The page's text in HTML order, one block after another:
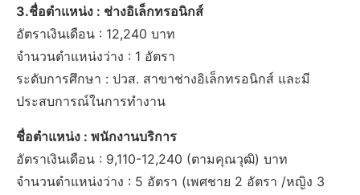
3.ชื่อตำแหน่ง : ช่างอิเล็กทรอนิกส์
อัตราเงินเดือน : 12,240 บาท
จำนวนตำแหน่งว่าง : 1 อัตรา
ระดับการศึกษา : ปวส. สาขาช่างอิเล็กทรอนิกส์ และมี
ประสบการณ์ในการทำงาน
ชื่อตำแหน่ง : พนักงานบริการ
อัตราเงินเดือน : 9,110-12,240 (ตามคุณวุฒิ) บาท
จำนวนตำแหน่งว่าง : 5 อัตรา (เพศชาย 2 อัตรา /หญิง 3